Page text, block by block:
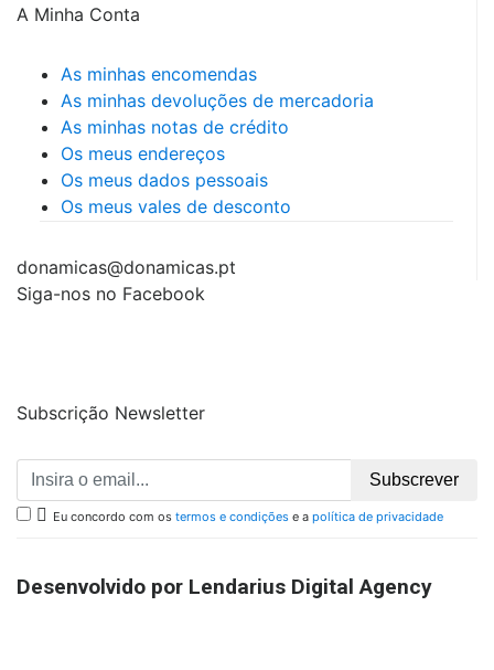
A Minha Conta
As minhas encomendas
As minhas devoluções de mercadoria
As minhas notas de crédito
Os meus endereços
Os meus dados pessoais
Os meus vales de desconto
donamicas@donamicas.pt
Siga-nos no Facebook
Subscrição Newsletter
Subscrever
 Eu concordo com os termos e condições e a política de privacidade
Desenvolvido por Lendarius Digital Agency